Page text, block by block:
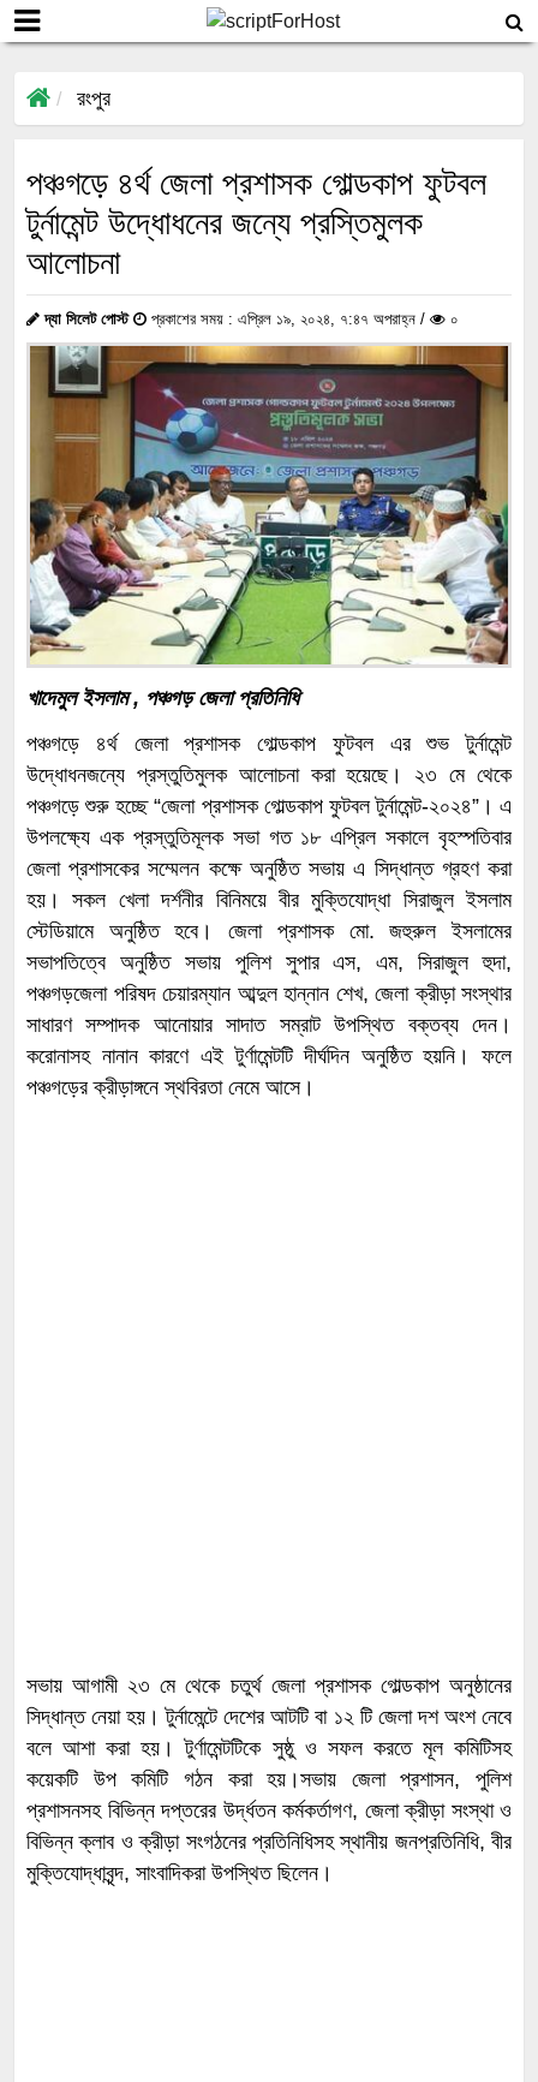
রংপুর
পঞ্চগড়ে ৪র্থ জেলা প্রশাসক গোল্ডকাপ ফুটবল
টুর্নামেন্ট উদ্ধোধনের জন্যে প্রস্তিমুলক
আলোচনা
দ্যা সিলেট পোস্ট প্রকাশের সময় : এপ্রিল ১৯, ২০২৪, ৭:৪৭ অপরাহ্ন / ০
খাদেমুল ইসলাম , পঞ্চগড় জেলা প্রতিনিধি
পঞ্চগড়ে ৪র্থ জেলা প্রশাসক গোল্ডকাপ ফুটবল এর শুভ টুর্নামেন্ট
উদ্ধোধনজন্যে প্রস্তুতিমুলক আলোচনা করা হয়েছে। ২৩ মে থেকে
পঞ্চগড়ে শুরু হচ্ছে “জেলা প্রশাসক গোল্ডকাপ ফুটবল টুর্নামেন্ট-২০২৪”। এ
উপলক্ষ্যে এক প্রস্তুতিমূলক সভা গত ১৮ এপ্রিল সকালে বৃহস্পতিবার
জেলা প্রশাসকের সম্মেলন কক্ষে অনুষ্ঠিত সভায় এ সিদ্ধান্ত গ্রহণ করা
হয়। সকল খেলা দর্শনীর বিনিময়ে বীর মুক্তিযোদ্ধা সিরাজুল ইসলাম
স্টেডিয়ামে অনুষ্ঠিত হবে। জেলা প্রশাসক মো. জহুরুল ইসলামের
সভাপতিত্বে অনুষ্ঠিত সভায় পুলিশ সুপার এস, এম, সিরাজুল হুদা,
পঞ্চগড়জেলা পরিষদ চেয়ারম্যান আব্দুল হান্নান শেখ, জেলা ক্রীড়া সংস্থার
সাধারণ সম্পাদক আনোয়ার সাদাত সম্রাট উপস্থিত বক্তব্য দেন।
করোনাসহ নানান কারণে এই টুর্ণামেন্টটি দীর্ঘদিন অনুষ্ঠিত হয়নি। ফলে
পঞ্চগড়ের ক্রীড়াঙ্গনে স্থবিরতা নেমে আসে।
সভায় আগামী ২৩ মে থেকে চতুর্থ জেলা প্রশাসক গোল্ডকাপ অনুষ্ঠানের
সিদ্ধান্ত নেয়া হয়। টুর্নামেন্টে দেশের আটটি বা ১২ টি জেলা দশ অংশ নেবে
বলে আশা করা হয়। টুর্ণামেন্টটিকে সুষ্ঠু ও সফল করতে মূল কমিটিসহ
কয়েকটি উপ কমিটি গঠন করা হয়।সভায় জেলা প্রশাসন, পুলিশ
প্রশাসনসহ বিভিন্ন দপ্তরের উর্দ্ধতন কর্মকর্তাগণ, জেলা ক্রীড়া সংস্থা ও
বিভিন্ন ক্লাব ও ক্রীড়া সংগঠনের প্রতিনিধিসহ স্থানীয় জনপ্রতিনিধি, বীর
মুক্তিযোদ্ধাবৃন্দ, সাংবাদিকরা উপস্থিত ছিলেন।